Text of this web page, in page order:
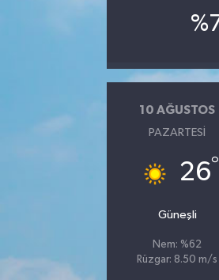
10 AĞUSTOS
PAZARTESI
26°
Güneşli
Nem: %62
Rüzgar: 8.50 m/s